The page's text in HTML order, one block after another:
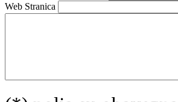
Web Stranica